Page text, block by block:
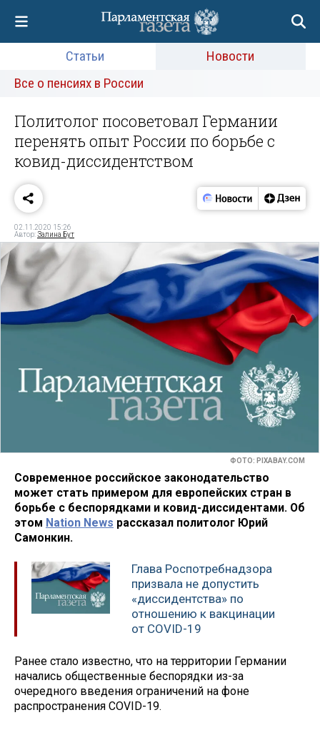
Статьи
Новости
Все о пенсиях в России
Политолог посоветовал Германии
перенять опыт России по борьбе с
ковид-диссидентством
02.11.2020 15:26
Автор:Залина Бут
ФОТО: PIXABAY.COM
Современное российское законодательство
может стать примером для европейских стран в
борьбе с беспорядками и ковид-диссидентами. Об
этом Nation News рассказал политолог Юрий
Самонкин.
Глава Роспотребнадзора
призвала не допустить
«диссидентства» по
отношению к вакцинации
от COVID-19
Ранее стало известно, что на территории Германии
начались общественные беспорядки из-за
очередного введения ограничений на фоне
распространения COVID-19.